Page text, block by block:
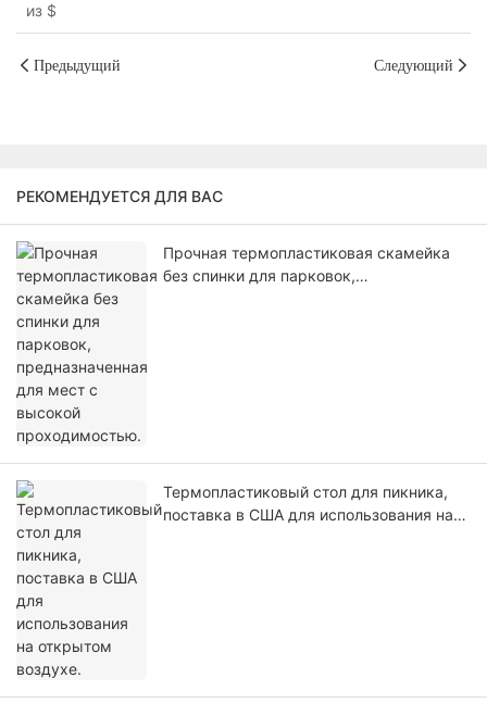
из $
Предыдущий Следующий
РЕКОМЕНДУЕТСЯ ДЛЯ ВАС
Прочная термопластиковая скамейка
без спинки для парковок,
Термопластиковый стол для пикника,
поставка в США для использования на